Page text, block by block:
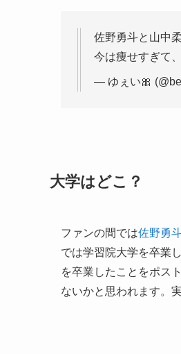
佐野勇斗と山中
今は痩せすぎて
— ゆぇい🎀
大学はどこ？
ファンの間では佐野勇
では学習院大学を卒業
を卒業したことをポス
ないかと思われます。